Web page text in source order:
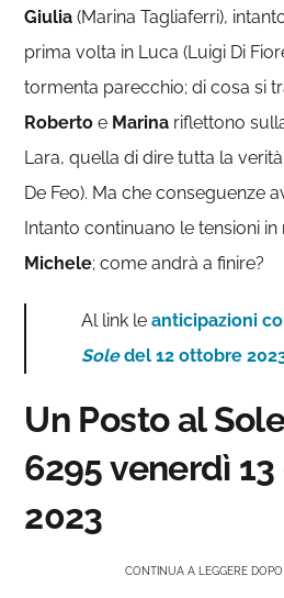
Giulia(Marina Tagliaferri),
prima volta in Luca (Luigi Di
tormenta parecchio; di cosa si
Roberto e Marina riflettono
Lara, quella di dire tutta la
De Feo). Ma che conseguenze
Intanto continuano le tensioni in
Michele; come andrà a finire?
Al link leanticipazioni
Soledel 12 ottobre
Un Posto al
6295 venerdì
2023
CONTINUA A LEGGERE